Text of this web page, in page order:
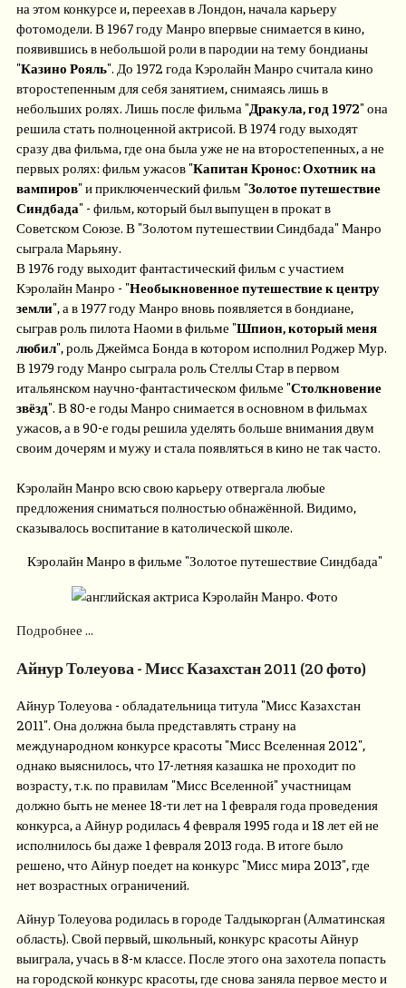
на этом конкурсе и, переехав в Лондон, начала карьеру
фотомодели. В 1967 году Манро впервые снимается в кино,
появившись в небольшой роли в пародии на тему бондианы
"Казино Рояль". До 1972 года Кэролайн Манро считала кино
второстепенным для себя занятием, снимаясь лишь в
небольших ролях. Лишь после фильма "Дракула, год 1972" она
решила стать полноценной актрисой. В 1974 году выходят
сразу два фильма, где она была уже не на второстепенных, а не
первых ролях: фильм ужасов "Капитан Кронос: Охотник на
вампиров" и приключенческий фильм "Золотое путешествие
Синдбада" - фильм, который был выпущен в прокат в
Советском Союзе. В "Золотом путешествии Синдбада" Манро
сыграла Марьяну.
В 1976 году выходит фантастический фильм с участием
Кэролайн Манро - "Необыкновенное путешествие к центру
земли", а в 1977 году Манро вновь появляется в бондиане,
сыграв роль пилота Наоми в фильме "Шпион, который меня
любил", роль Джеймса Бонда в котором исполнил Роджер Мур.
В 1979 году Манро сыграла роль Стеллы Стар в первом
итальянском научно-фантастическом фильме "Столкновение
звёзд". В 80-е годы Манро снимается в основном в фильмах
ужасов, а в 90-е годы решила уделять больше внимания двум
своим дочерям и мужу и стала появляться в кино не так часто.
Кэролайн Манро всю свою карьеру отвергала любые
предложения сниматься полностью обнажённой. Видимо,
сказывалось воспитание в католической школе.
Кэролайн Манро в фильме "Золотое путешествие Синдбада"
Подробнее ...
Айнур Толеуова - Мисс Казахстан 2011 (20 фото)
Айнур Толеуова - обладательница титула "Мисс Казахстан
2011". Она должна была представлять страну на
международном конкурсе красоты "Мисс Вселенная 2012",
однако выяснилось, что 17-летняя казашка не проходит по
возрасту, т.к. по правилам "Мисс Вселенной" участницам
должно быть не менее 18-ти лет на 1 февраля года проведения
конкурса, а Айнур родилась 4 февраля 1995 года и 18 лет ей не
исполнилось бы даже 1 февраля 2013 года. В итоге было
решено, что Айнур поедет на конкурс "Мисс мира 2013", где
нет возрастных ограничений.
Айнур Толеуова родилась в городе Талдыкорган (Алматинская
область). Свой первый, школьный, конкурс красоты Айнур
выиграла, учась в 8-м классе. После этого она захотела попасть
на городской конкурс красоты, где снова заняла первое место и